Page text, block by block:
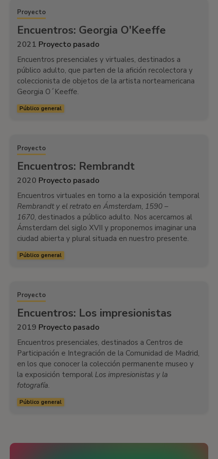
Proyecto
Encuentros: Georgia O'Keeffe
2021 Proyecto pasado
Encuentros presenciales y virtuales, destinados a
público adulto, que parten de la afición recolectora y
coleccionista de objetos de la artista norteamericana
Georgia O´Keeffe.
Público general
Proyecto
Encuentros: Rembrandt
2020 Proyecto pasado
Encuentros virtuales en torno a la exposición temporal
Rembrandt y el retrato en Ámsterdam, 1590 –
1670, destinados a público adulto. Nos acercamos al
Ámsterdam del siglo XVII y proponemos imaginar una
ciudad abierta y plural situada en nuestro presente.
Público general
Proyecto
Encuentros: Los impresionistas
2019 Proyecto pasado
Encuentros presenciales, destinados a Centros de
Participación e Integración de la Comunidad de Madrid,
en los que conocer la colección permanente museo y
la exposición temporal Los impresionistas y la
fotografía.
Público general